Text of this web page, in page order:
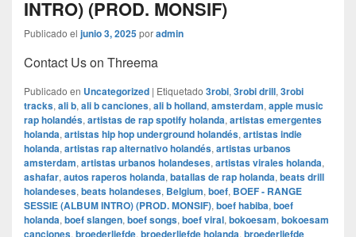
INTRO) (PROD. MONSIF)
Publicado el junio 3, 2025poradmin
Contact Us on Threema
Publicado en Uncategorized | Etiquetado 3robi, 3robi drill, 3robi
tracks, ali b, ali b canciones, ali b holland, amsterdam, apple music
rap holandés, artistas de rap spotify holanda, artistas emergentes
holanda, artistas hip hop underground holandés, artistas indie
holanda, artistas rap alternativo holandés, artistas urbanos
amsterdam, artistas urbanos holandeses, artistas virales holanda,
ashafar, autos raperos holanda, batallas de rap holanda, beats drill
holandeses, beats holandeses, Belgium, boef, BOEF - RANGE
SESSIE (ALBUM INTRO) (PROD. MONSIF), boef habiba, boef
holanda, boef slangen, boef songs, boef viral, bokoesam, bokoesam
canciones, broederliefde, broederliefde holanda, broederliefde